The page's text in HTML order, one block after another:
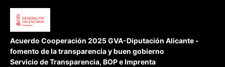
Acuerdo Cooperación 2025 GVA-Diputación Alicante -
fomento de la transparencia y buen gobierno
Servicio de Transparencia, BOP e Imprenta